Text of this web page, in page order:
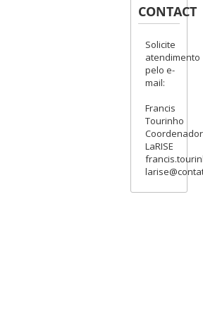
CONTACT
Solicite
atendimento
pelo e-
mail:
Francis
Tourinho
LaRISE